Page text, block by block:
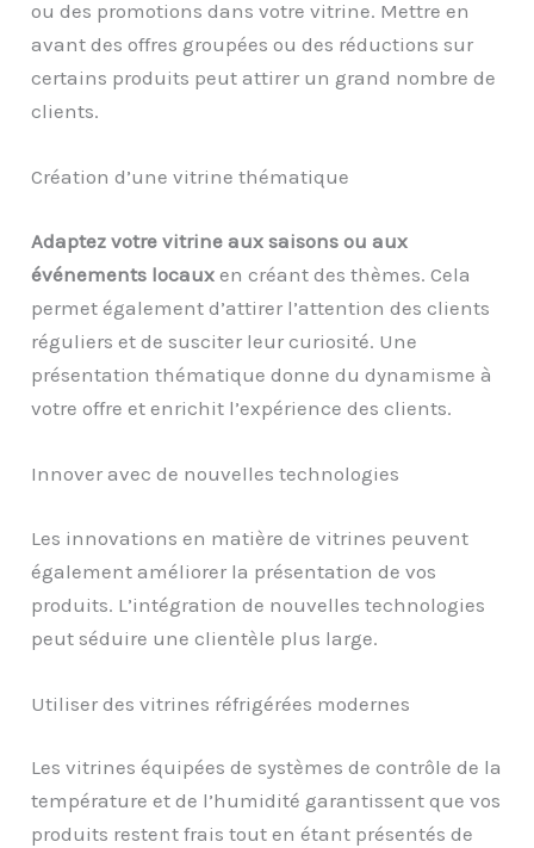
ou des promotions dans votre vitrine. Mettre en
avant des offres groupées ou des réductions sur
certains produits peut attirer un grand nombre de
clients.
Création d’une vitrine thématique
Adaptez votre vitrine aux saisons ou aux
événements locaux en créant des thèmes. Cela
permet également d’attirer l’attention des clients
réguliers et de susciter leur curiosité. Une
présentation thématique donne du dynamisme à
votre offre et enrichit l’expérience des clients.
Innover avec de nouvelles technologies
Les innovations en matière de vitrines peuvent
également améliorer la présentation de vos
produits. L’intégration de nouvelles technologies
peut séduire une clientèle plus large.
Utiliser des vitrines réfrigérées modernes
Les vitrines équipées de systèmes de contrôle de la
température et de l’humidité garantissent que vos
produits restent frais tout en étant présentés de